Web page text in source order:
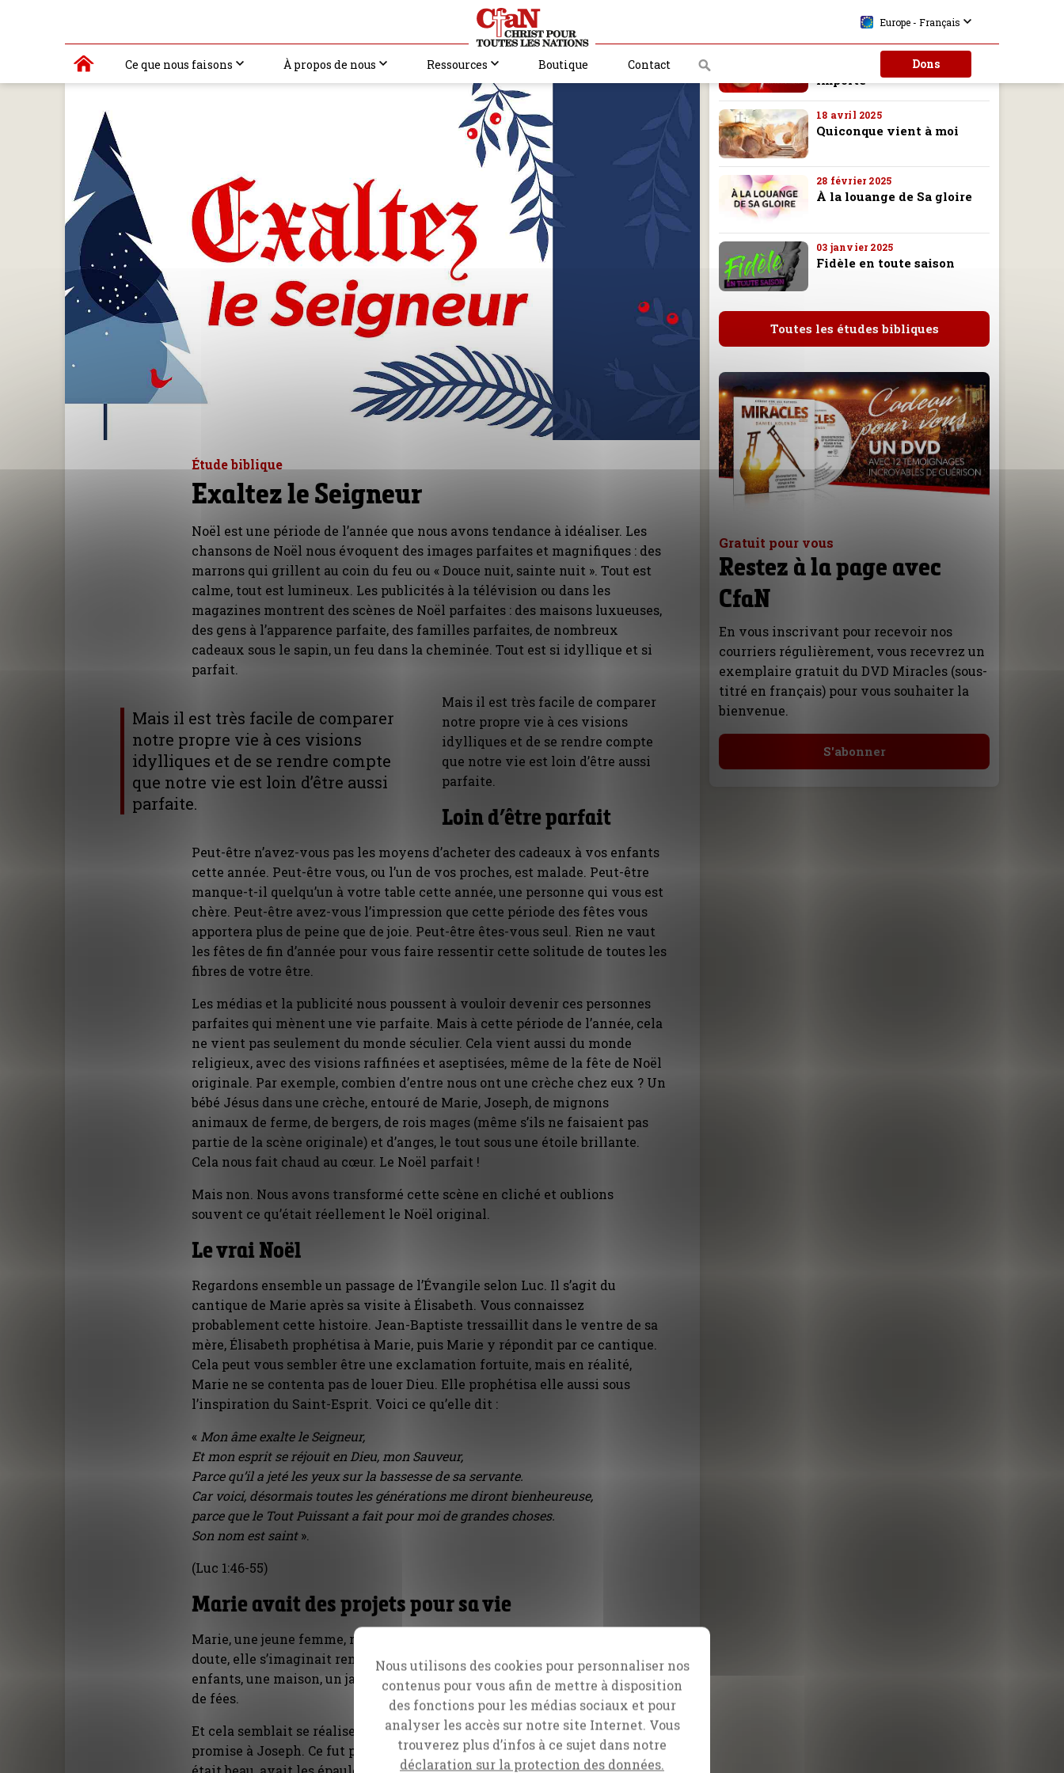
Ce que nous faisons À propos de nous Ressources Boutique Contact Dons
Europe - Français
Étude biblique
Exaltez le Seigneur
Noël est une période de l’année que nous avons tendance à idéaliser. Les
chansons de Noël nous évoquent des images parfaites et magnifiques : des
marrons qui grillent au coin du feu ou « Douce nuit, sainte nuit ». Tout est
calme, tout est lumineux. Les publicités à la télévision ou dans les
magazines montrent des scènes de Noël parfaites : des maisons luxueuses,
des gens à l’apparence parfaite, des familles parfaites, de nombreux
cadeaux sous le sapin, un feu dans la cheminée. Tout est si idyllique et si
parfait.
Mais il est très facile de comparer
notre propre vie à ces visions
idylliques et de se rendre compte
que notre vie est loin d’être aussi
parfaite.
Mais il est très facile de comparer
notre propre vie à ces visions
idylliques et de se rendre compte
que notre vie est loin d’être aussi
parfaite.
Loin d’être parfait
Peut-être n’avez-vous pas les moyens d’acheter des cadeaux à vos enfants
cette année. Peut-être vous, ou l’un de vos proches, est malade. Peut-être
manque-t-il quelqu’un à votre table cette année, une personne qui vous est
chère. Peut-être avez-vous l’impression que cette période des fêtes vous
apportera plus de peine que de joie. Peut-être êtes-vous seul. Rien ne vaut
les fêtes de fin d’année pour vous faire ressentir cette solitude de toutes les
fibres de votre être.
Les médias et la publicité nous poussent à vouloir devenir ces personnes
parfaites qui mènent une vie parfaite. Mais à cette période de l’année, cela
ne vient pas seulement du monde séculier. Cela vient aussi du monde
religieux, avec des visions raffinées et aseptisées, même de la fête de Noël
originale. Par exemple, combien d’entre nous ont une crèche chez eux ? Un
bébé Jésus dans une crèche, entouré de Marie, Joseph, de mignons
animaux de ferme, de bergers, de rois mages (même s’ils ne faisaient pas
partie de la scène originale) et d’anges, le tout sous une étoile brillante.
Cela nous fait chaud au cœur. Le Noël parfait !
Mais non. Nous avons transformé cette scène en cliché et oublions
souvent ce qu’était réellement le Noël original.
Le vrai Noël
Regardons ensemble un passage de l’Évangile selon Luc. Il s’agit du
cantique de Marie après sa visite à Élisabeth. Vous connaissez
probablement cette histoire. Jean-Baptiste tressaillit dans le ventre de sa
mère, Élisabeth prophétisa à Marie, puis Marie y répondit par ce cantique.
Cela peut vous sembler être une exclamation fortuite, mais en réalité,
Marie ne se contenta pas de louer Dieu. Elle prophétisa elle aussi sous
l’inspiration du Saint-Esprit. Voici ce qu’elle dit :
« Mon âme exalte le Seigneur,
Et mon esprit se réjouit en Dieu, mon Sauveur,
Parce qu’il a jeté les yeux sur la bassesse de sa servante.
Car voici, désormais toutes les générations me diront bienheureuse,
parce que le Tout Puissant a fait pour moi de grandes choses.
Son nom est saint».
(Luc 1:46-55)
Marie avait des projets pour sa vie
Marie, une jeune femme, rêvait probablement de son avenir. Sans aucun
doute, elle s’imaginait rencontrer un homme bien, se marier, avoir des
enfants, une maison, un jardin et vieillir avec ses petits-enfants. Un conte
de fées.
Et cela semblait se réaliser. Elle avait atteint l’âge de se marier et avait été
promise à Joseph. Ce fut peut-être un processus angoissant. Mais Joseph
11 juillet 2025
La seule identité qui
importe
18 avril 2025
Quiconque vient à moi
28 février 2025
À la louange de Sa gloire
03 janvier 2025
Fidèle en toute saison
Toutes les études bibliques
Gratuit pour vous
Restez à la page avec
CfaN
En vous inscrivant pour recevoir nos
courriers régulièrement, vous recevrez un
exemplaire gratuit du DVD Miracles (sous-
titré en français) pour vous souhaiter la
bienvenue.
S'abonner
Nous utilisons des cookies pour personnaliser nos
contenus pour vous afin de mettre à disposition
des fonctions pour les médias sociaux et pour
analyser les accès sur notre site Internet. Vous
trouverez plus d’infos à ce sujet dans notre
déclaration sur la protection des données.